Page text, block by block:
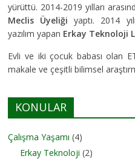
yürüttü. 2014-2019 yılları
Meclis Üyeliği yaptı. 2014
yazılım yapan Erkay Teknoloji
Evli ve iki çocuk babası olan
makale ve çeşitli bilimsel
KONULAR
Çalışma Yaşamı (4)
Erkay Teknoloji (2)